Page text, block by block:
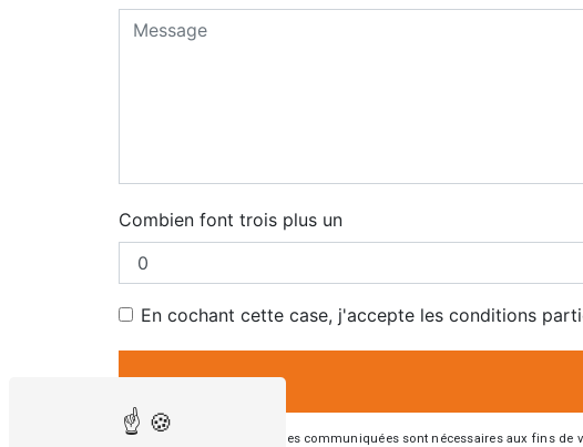
Combien font trois plus un
En cochant cette case, j'accepte les conditions
** Les données personnelles communiquées sont nécessaires aux fins de